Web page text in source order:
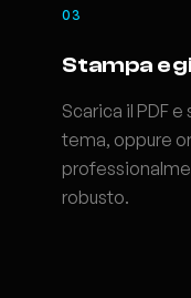
03
Stampa e
Scarica il PDF
tema, oppure
robusto.